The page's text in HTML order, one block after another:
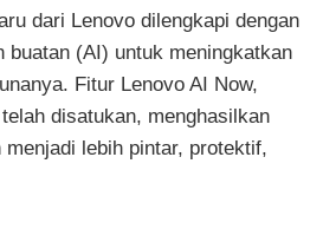
dari Lenovo dilengkapi dengan
buatan (AI) untuk meningkatkan
Fitur Lenovo AI Now,
disatukan, menghasilkan
lebih pintar, protektif,